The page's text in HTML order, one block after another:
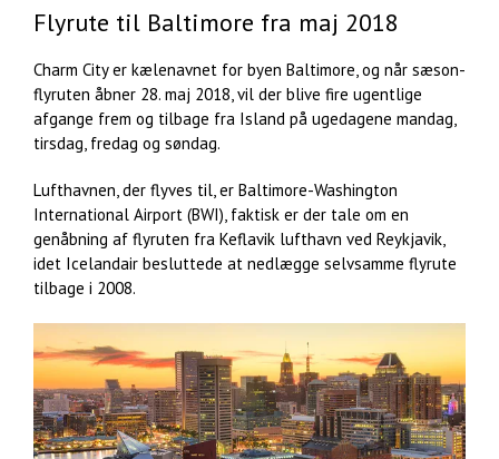
Flyrute til Baltimore fra maj 2018
Charm City er kælenavnet for byen Baltimore, og når sæson-
flyruten åbner 28. maj 2018, vil der blive fire ugentlige
afgange frem og tilbage fra Island på ugedagene mandag,
tirsdag, fredag og søndag.
Lufthavnen, der flyves til, er Baltimore-Washington
International Airport (BWI), faktisk er der tale om en
genåbning af flyruten fra Keflavik lufthavn ved Reykjavik,
idet Icelandair besluttede at nedlægge selvsamme flyrute
tilbage i 2008.